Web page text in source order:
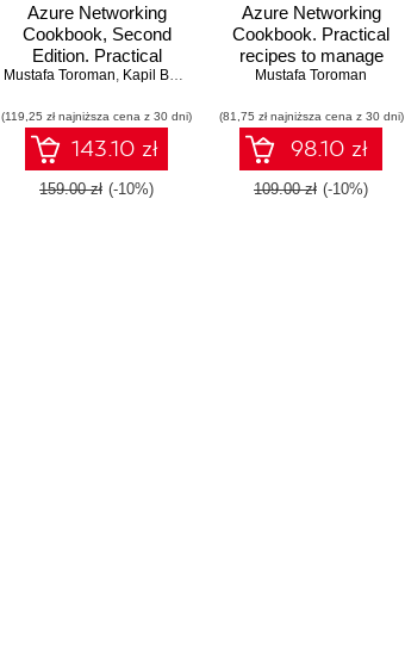
Azure Networking
Cookbook, Second
Edition. Practical
recipes for secure
global application
delivery, and accessible
connectivity in Azure -
Second Edition
Mustafa Toroman, Kapil Bansal Kumar Bansal , Rithin Skaria
(119,25 zł najniższa cena z 30 dni)
143.10 zł
159.00 zł (-10%)
Azure Networking
Cookbook. Practical
recipes to manage
network traffic in Azure,
and secure Azure
resources
Mustafa Toroman
(81,75 zł najniższa cena z 30 dni)
98.10 zł
109.00 zł (-10%)